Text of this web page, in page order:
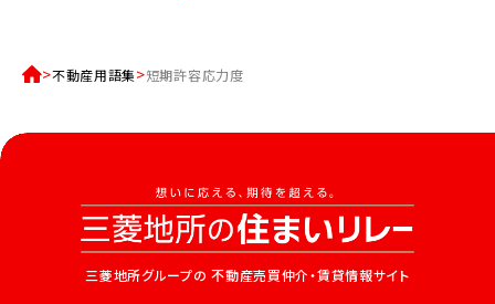
不動産用語集 短期許容応力度
三菱地所グループの 不動産売買仲介・賃貸情報サイト